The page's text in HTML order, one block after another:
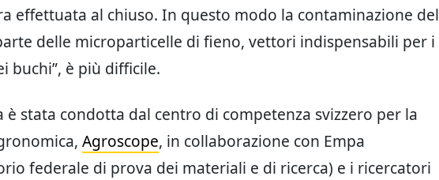
effettuata al chiuso. In questo modo la contaminazione del
delle microparticelle di fieno, vettori indispensabili per i
buchi”, è più difficile.
è stata condotta dal centro di competenza svizzero per la
Agroscope, in collaborazione con Empa
federale di prova dei materiali e di ricerca) e i ricercatori